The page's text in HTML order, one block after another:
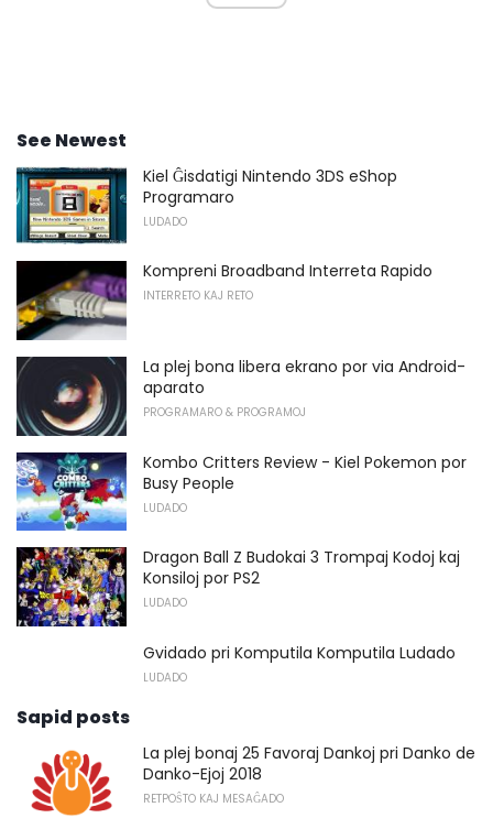
See Newest
Kiel Ĝisdatigi Nintendo 3DS eShop
Programaro
LUDADO
Kompreni Broadband Interreta Rapido
INTERRETO KAJ RETO
La plej bona libera ekrano por via Android-
aparato
PROGRAMARO & PROGRAMOJ
Kombo Critters Review - Kiel Pokemon por
Busy People
LUDADO
Dragon Ball Z Budokai 3 Trompaj Kodoj kaj
Konsiloj por PS2
LUDADO
Gvidado pri Komputila Komputila Ludado
LUDADO
Sapid posts
La plej bonaj 25 Favoraj Dankoj pri Danko de
Danko-Ejoj 2018
RETPOŜTO KAJ MESAĜADO